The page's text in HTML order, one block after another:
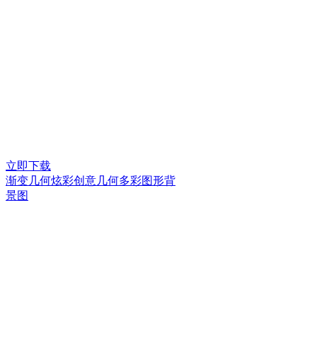
立即下载
渐变几何炫彩创意几何多彩图形背
景图